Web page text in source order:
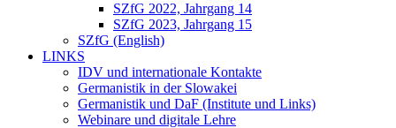
SZfG 2022, Jahrgang 14
SZfG 2023, Jahrgang 15
SZfG (English)
LINKS
IDV und internationale Kontakte
Germanistik in der Slowakei
Germanistik und DaF (Institute und Links)
Webinare und digitale Lehre